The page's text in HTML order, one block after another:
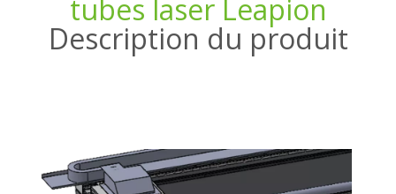
tubes laser Leapion
Description du produit